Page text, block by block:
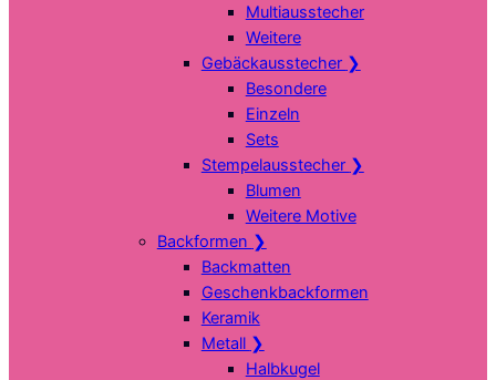
Multiausstecher
Weitere
Gebäckausstecher ❯
Besondere
Einzeln
Sets
Stempelausstecher ❯
Blumen
Weitere Motive
Backformen ❯
Backmatten
Geschenkbackformen
Keramik
Metall ❯
Halbkugel